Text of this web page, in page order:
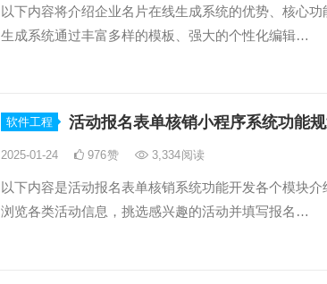
以下内容将介绍企业名片在线生成系统的优势、核心
生成系统通过丰富多样的模板、强大的个性化编辑…
软件工程 活动报名表单核销小程序系统功能
2025-01-24 976赞 3,334阅读
以下内容是活动报名表单核销系统功能开发各个模块
浏览各类活动信息，挑选感兴趣的活动并填写报名…